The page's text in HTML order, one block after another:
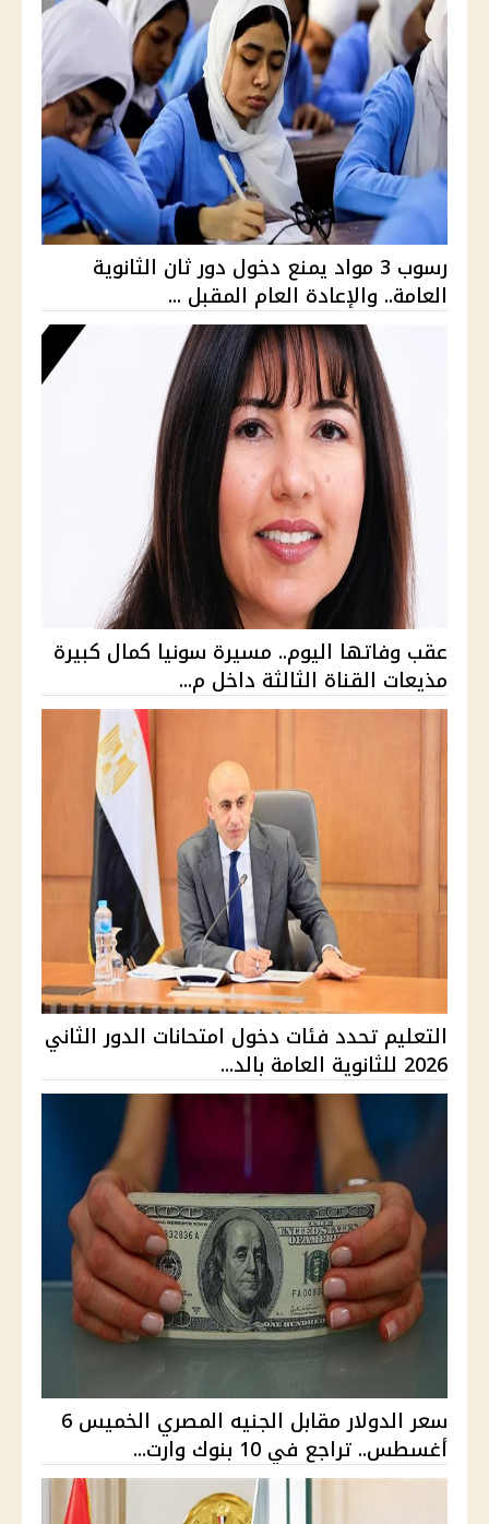
رسوب 3 مواد يمنع دخول دور ثان الثانوية
العامة.. والإعادة العام المقبل ...
عقب وفاتها اليوم.. مسيرة سونيا كمال كبيرة
مذيعات القناة الثالثة داخل م...
التعليم تحدد فئات دخول امتحانات الدور الثاني
2026 للثانوية العامة بالد...
سعر الدولار مقابل الجنيه المصري الخميس 6
أغسطس.. تراجع في 10 بنوك وارت...